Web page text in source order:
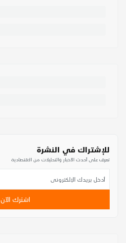
للإشتراك في النشرة
تعرف على أحدث الأخبار والتحليلات من الاقتصادية
اشترك الآن